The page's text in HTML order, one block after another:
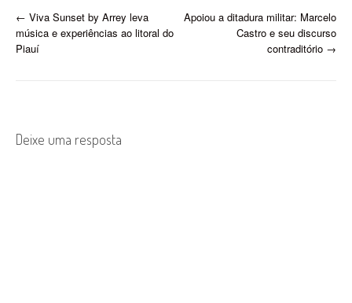
P
o
n
← Viva Sunset by Arrey leva
música e experiências ao litoral do
Piauí
Apoiou a ditadura militar: Marcelo
Castro e seu discurso
contraditório →
Deixe uma resposta